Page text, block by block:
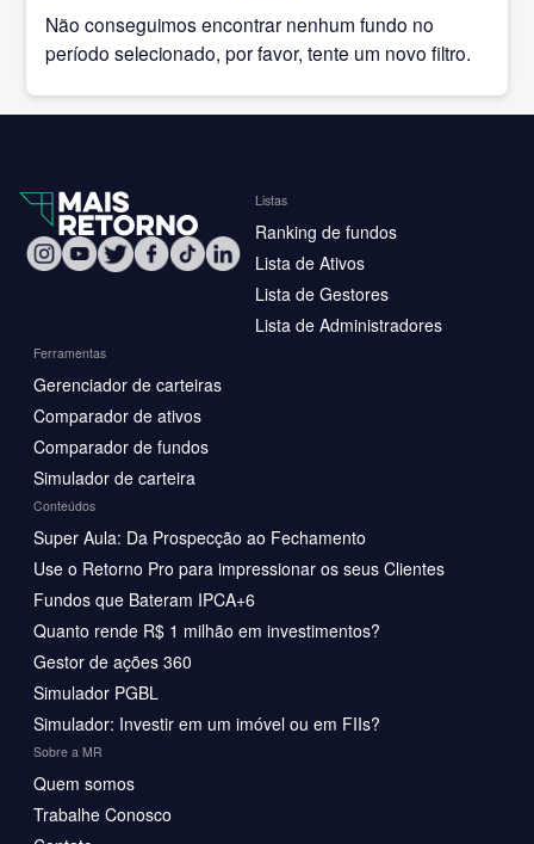
Não conseguimos encontrar nenhum fundo no
período selecionado, por favor, tente um novo filtro.
Listas
Ranking de fundos
Lista de Ativos
Lista de Gestores
Lista de Administradores
Ferramentas
Gerenciador de carteiras
Comparador de ativos
Comparador de fundos
Simulador de carteira
Conteúdos
Super Aula: Da Prospecção ao Fechamento
Use o Retorno Pro para impressionar os seus Clientes
Fundos que Bateram IPCA+6
Quanto rende R$ 1 milhão em investimentos?
Gestor de ações 360
Simulador PGBL
Simulador: Investir em um imóvel ou em FIIs?
Sobre a MR
Quem somos
Trabalhe Conosco